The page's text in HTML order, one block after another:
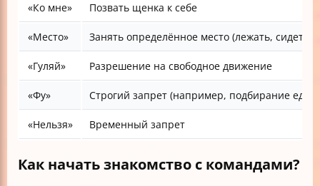
«Ко мне» Позвать щенка к себе
«Место» Занять определённое место (лежать, сидеть)
«Гуляй» Разрешение на свободное движение
«Фу» Строгий запрет (например, подбирание еды)
«Нельзя» Временный запрет
Как начать знакомство с командами?